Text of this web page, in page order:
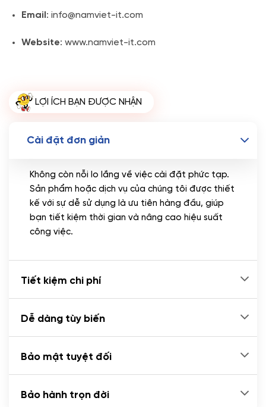
Email : info@namviet-it.com
Website: www.namviet-it.com
LỢI ÍCH BẠN ĐƯỢC NHẬN
Cài đặt đơn giản
Không còn nỗi lo lắng về việc cài đặt phức tạp.
Sản phẩm hoặc dịch vụ của chúng tôi được thiết
kế với sự dễ sử dụng là ưu tiên hàng đầu, giúp
bạn tiết kiệm thời gian và nâng cao hiệu suất
công việc.
Tiết kiệm chi phí
Dễ dàng tùy biến
Bảo mật tuyệt đối
Bảo hành trọn đời